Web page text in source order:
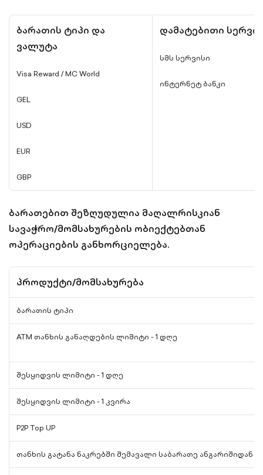
ბარათის ტიპი და
ვალუტა
Visa Reward / MC World
GEL
USD
EUR
GBP
დამატებითი
სმს სერვისი
ინტერნეტ ბანკი
ბარათებით შეზღუდულია მაღალრისკიან
სავაჭრო/მომსახურების ობიექტებთან
ოპერაციების განხორციელება.
პროდუქტი/მომსახურება
ბარათის ტიპი
ATM თანხის განაღდების ლიმიტი - 1 დღე
შესყიდვის ლიმიტი - 1 დღე
შესყიდვის ლიმიტი - 1 კვირა
P2P Top UP
თანხის გატანა ნაკრებში შემავალი საბარათე ანგარიშიდან